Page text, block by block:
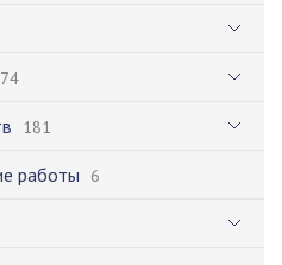
181
работы 6